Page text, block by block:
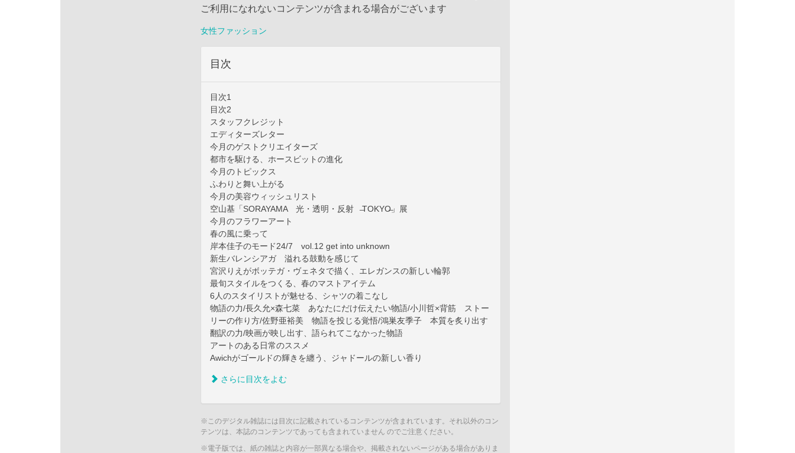
ご利用になれないコンテンツが含まれる場合がございます
女性ファッション
目次
目次1
目次2
スタッフクレジット
エディターズレター
今月のゲストクリエイターズ
都市を駆ける、ホースビットの進化
今月のトピックス
ふわりと舞い上がる
今月の美容ウィッシュリスト
空山基「SORAYAMA 光・透明・反射 ̶TOKYO̶」展
今月のフラワーアート
春の風に乗って
岸本佳子のモード24/7 vol.12 get into unknown
新生バレンシアガ 溢れる鼓動を感じて
宮沢りえがボッテガ・ヴェネタで描く、エレガンスの新しい輪郭
最旬スタイルをつくる、春のマストアイテム
6人のスタイリストが魅せる、シャツの着こなし
物語の力/長久允×森七菜 あなたにだけ伝えたい物語/小川哲×背筋 ストー
リーの作り方/佐野亜裕美 物語を投じる覚悟/鴻巣友季子 本質を炙り出す
翻訳の力/映画が映し出す、語られてこなかった物語
アートのある日常のススメ
Awichがゴールドの輝きを纏う、ジャドールの新しい香り
さらに目次をよむ
※このデジタル雑誌には目次に記載されているコンテンツが含まれています。それ以外のコン
テンツは、本誌のコンテンツであっても含まれていません のでご注意ください。
※電子版では、紙の雑誌と内容が一部異なる場合や、掲載されないページがある場合がありま